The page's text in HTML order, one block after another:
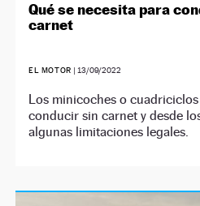
Qué se necesita para
carnet
EL MOTOR | 13/09/2022
Los minicoches o
conducir sin carnet y desde
algunas limitaciones legales.